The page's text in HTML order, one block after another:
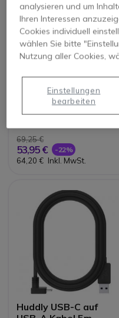
USB-A Kabel 1,15m
69,25 €
53,95 € -22%
64,20 € Inkl. MwSt.
Huddly USB-C auf
analysieren und um
Ihren Interessen
Cookies individuell
wählen Sie bitte
Nutzung aller Cookies,
Einstellungen
bearbeiten